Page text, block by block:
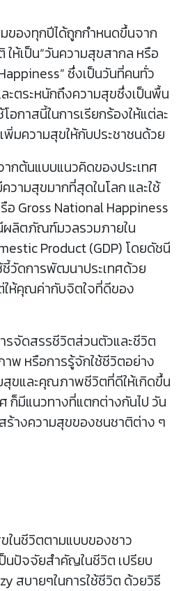
ของทุกปีได้ถูกกำหนดขึ้นจาก
ให้เป็น“วันความสุขสากล หรือ
ซึ่งเป็นวันที่คนทั่ว
ะตระหนักถึงความสุขซึ่งเป็นพื้น
อกาสนี้ในการเรียกร้องให้แต่ละ
พิ่มความสุขให้กับประชาชนด้วย
กต้นแบบแนวคิดของประเทศ
วามสุขมากที่สุดในโลก และใช้
Gross National Happiness
ผลิตภัณฑ์มวลรวมภายใน
Product (GDP) โดยดัชนี
ชี้วัดการพัฒนาประเทศด้วย
ให้คุณค่ากับจิตใจที่ดีของ
จัดสรรชีวิตส่วนตัวและชีวิต
าพ หรือการรู้จักใช้ชีวิตอย่าง
ขและคุณภาพชีวิตที่ดีให้เกิดขึ้น
ก็มีแนวทางที่แตกต่างกันไป วัน
ร้างความสุขของชนชาติต่าง ๆ
ในชีวิตตามแบบของชาว
นปัจจัยสำคัญในชีวิต เปรียบ
สบายๆในการใช้ชีวิต ด้วยวิธี